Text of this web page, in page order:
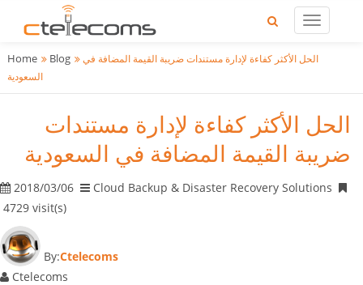
Home Blog
الحل الأكثر كفاءة لإدارة مستندات ضريبة القيمة المضافة في
السعودية
الحل الأكثر كفاءة لإدارة مستندات
ضريبة القيمة المضافة في السعودية
2018/03/06
Cloud Backup & Disaster Recovery Solutions
4729 visit(s)
By:Ctelecoms
Ctelecoms